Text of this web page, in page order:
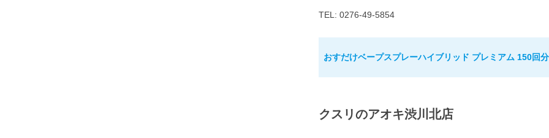
TEL: 0276-49-5854
おすだけベープスプレーハイブリッド プレミアム 150回
クスリのアオキ渋川北店